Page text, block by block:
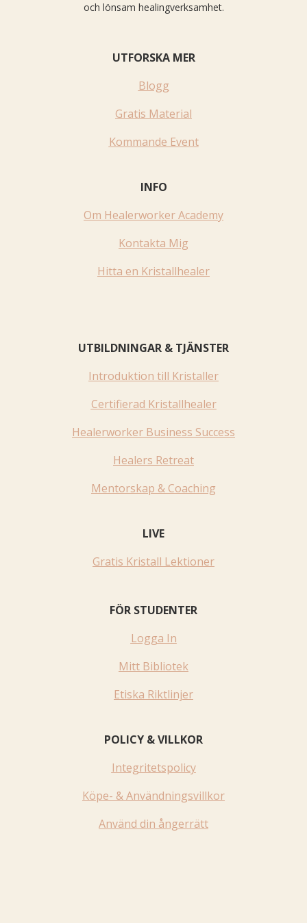
och lönsam healingverksamhet.
UTFORSKA MER
Blogg
Gratis Material
Kommande Event
INFO
Om Healerworker Academy
Kontakta Mig
Hitta en Kristallhealer
UTBILDNINGAR & TJÄNSTER
Introduktion till Kristaller
Certifierad Kristallhealer
Healerworker Business Success
Healers Retreat
Mentorskap & Coaching
LIVE
Gratis Kristall Lektioner
FÖR STUDENTER
Logga In
Mitt Bibliotek
Etiska Riktlinjer
POLICY & VILLKOR
Integritetspolicy
Köpe- & Användningsvillkor
Använd din ångerrätt